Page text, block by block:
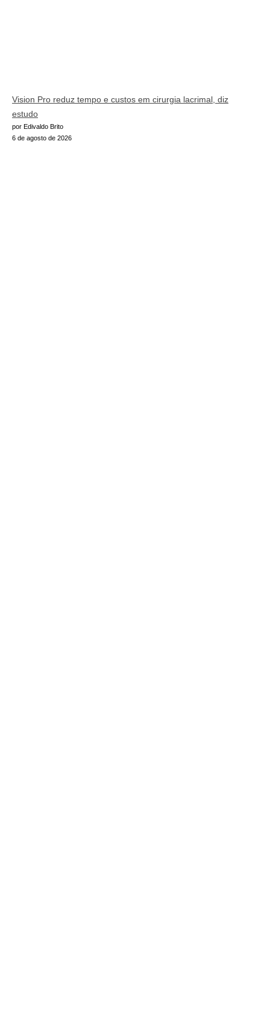
Vision Pro reduz tempo e custos em cirurgia lacrimal, diz
estudo
por Edivaldo Brito
6 de agosto de 2026